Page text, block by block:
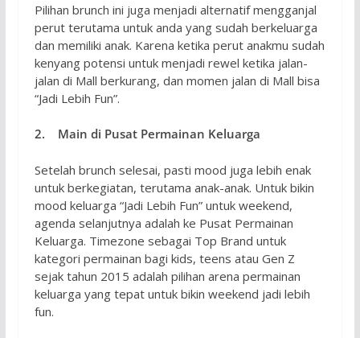
Pilihan brunch ini juga menjadi alternatif mengganjal
perut terutama untuk anda yang sudah berkeluarga
dan memiliki anak. Karena ketika perut anakmu sudah
kenyang potensi untuk menjadi rewel ketika jalan-
jalan di Mall berkurang, dan momen jalan di Mall bisa
“Jadi Lebih Fun”.
2. Main di Pusat Permainan Keluarga
Setelah brunch selesai, pasti mood juga lebih enak
untuk berkegiatan, terutama anak-anak. Untuk bikin
mood keluarga “Jadi Lebih Fun” untuk weekend,
agenda selanjutnya adalah ke Pusat Permainan
Keluarga. Timezone sebagai Top Brand untuk
kategori permainan bagi kids, teens atau Gen Z
sejak tahun 2015 adalah pilihan arena permainan
keluarga yang tepat untuk bikin weekend jadi lebih
fun.